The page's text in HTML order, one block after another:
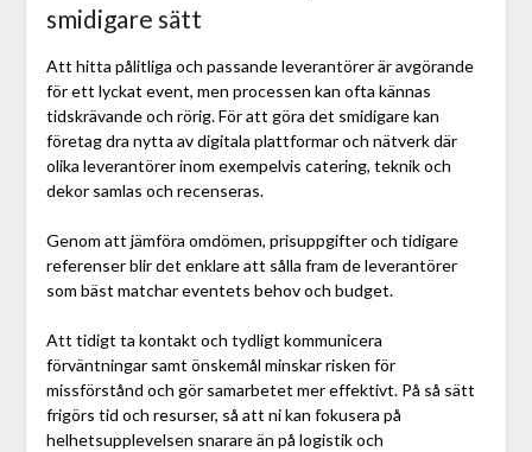
smidigare sätt
Att hitta pålitliga och passande leverantörer är avgörande
för ett lyckat event, men processen kan ofta kännas
tidskrävande och rörig. För att göra det smidigare kan
företag dra nytta av digitala plattformar och nätverk där
olika leverantörer inom exempelvis catering, teknik och
dekor samlas och recenseras.
Genom att jämföra omdömen, prisuppgifter och tidigare
referenser blir det enklare att sålla fram de leverantörer
som bäst matchar eventets behov och budget.
Att tidigt ta kontakt och tydligt kommunicera
förväntningar samt önskemål minskar risken för
missförstånd och gör samarbetet mer effektivt. På så sätt
frigörs tid och resurser, så att ni kan fokusera på
helhetsupplevelsen snarare än på logistik och